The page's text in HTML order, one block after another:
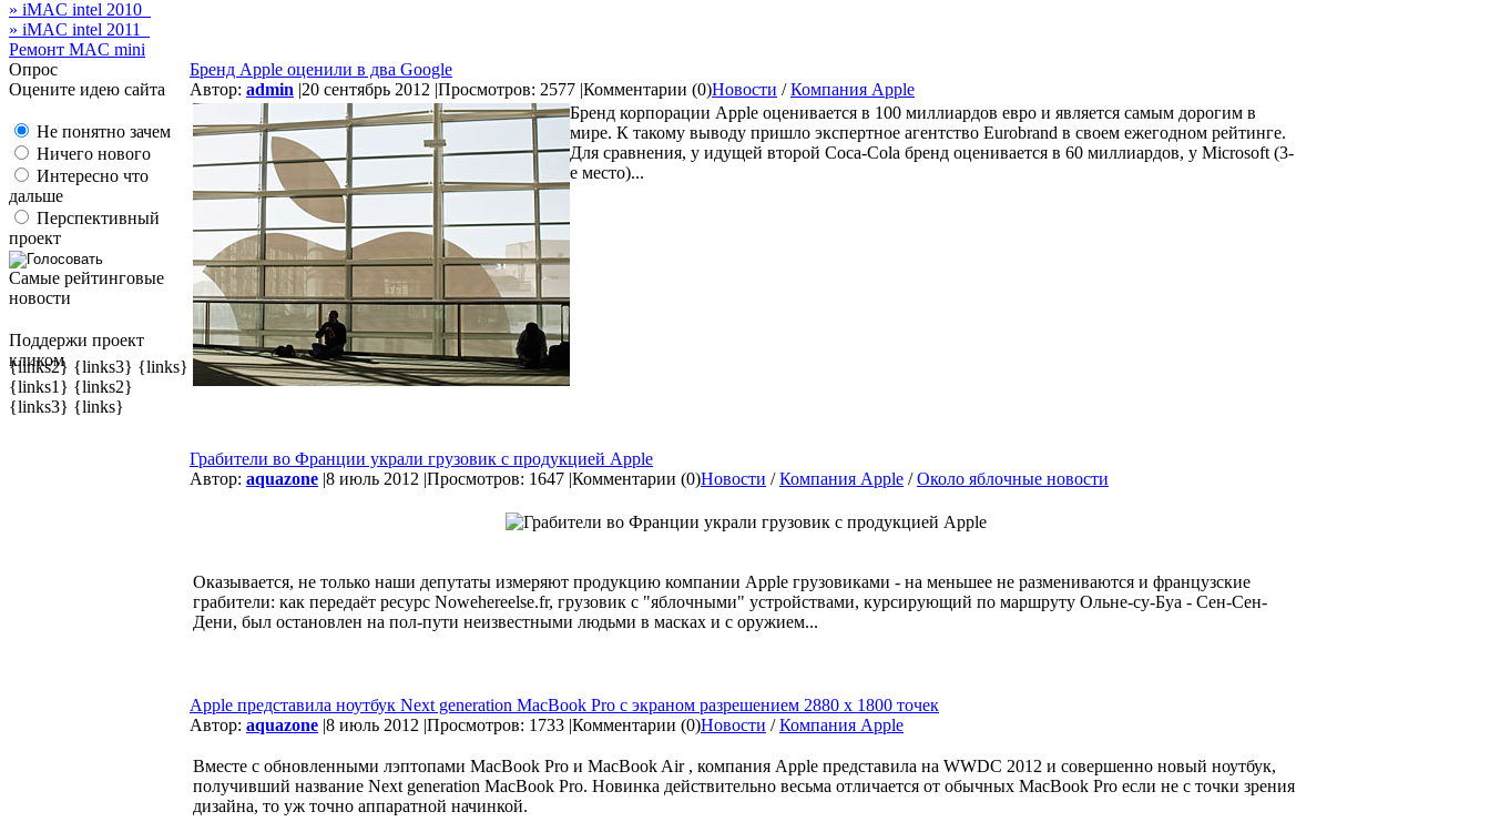
» iMAC intel 2010_
» iMAC intel 2011_
Ремонт MAC mini
Опрос
Оцените идею сайта
Не понятно зачем
Ничего нового
Интересно что
дальше
Перспективный
проект
Самые рейтинговые
новости
Поддержи проект
кликом
{links2} {links3} {links}
{links1} {links2}
{links3} {links}
Бренд Apple оценили в два Google
Автор: admin |20 сентябрь 2012 |Просмотров: 2577 |Комментарии (0)Новости /Компания Apple
Бренд корпорации Apple оценивается в 100 миллиардов евро и является самым дорогим в
мире. К такому выводу пришло экспертное агентство Eurobrand в своем ежегодном рейтинге.
Для сравнения, у идущей второй Coca-Cola бренд оценивается в 60 миллиардов, у Microsoft (3-
е место)...
Грабители во Франции украли грузовик с продукцией Apple
Автор: aquazone |8 июль 2012 |Просмотров: 1647 |Комментарии (0)Новости /Компания Apple /Около яблочные новости
Оказывается, не только наши депутаты измеряют продукцию компании Apple грузовиками - на меньшее не размениваются и французские
грабители: как передаёт ресурс Nowehereelse.fr, грузовик с "яблочными" устройствами, курсирующий по маршруту Ольне-су-Буа - Сен-Сен-
Дени, был остановлен на пол-пути неизвестными людьми в масках и с оружием...
Apple представила ноутбук Next generation MacBook Pro с экраном разрешением 2880 х 1800 точек
Автор: aquazone |8 июль 2012 |Просмотров: 1733 |Комментарии (0)Новости /Компания Apple
Вместе с обновленными лэптопами MacBook Pro и MacBook Air , компания Apple представила на WWDC 2012 и совершенно новый ноутбук,
получивший название Next generation MacBook Pro. Новинка действительно весьма отличается от обычных MacBook Pro если не с точки зрения
дизайна, то уж точно аппаратной начинкой.